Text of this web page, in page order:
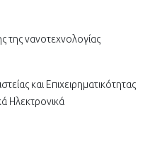
της νανοτεχνολογίας
και Επιχειρηματικότητας
Ηλεκτρονικά